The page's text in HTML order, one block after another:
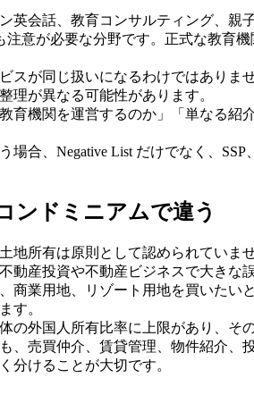
英会話、教育コンサルティング、親
注意が必要な分野です。正式な教育
スが同じ扱いになるわけではあり
理が異なる可能性があります。
育機関を運営するのか」「単なる
場合、Negative List だけでなく、
ンドミニアムで違う
地所有は原則として認められていま
動産投資や不動産ビジネスで大きな
商業用地、リゾート用地を買いた
す。
の外国人所有比率に上限があり、そ
、売買仲介、賃貸管理、物件紹介、
分けることが大切です。